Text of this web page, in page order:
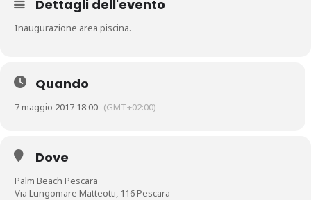
Dettagli dell'evento
Inaugurazione area piscina.
Quando
7 maggio 2017 18:00 (GMT+02:00)
Dove
Palm Beach Pescara
Via Lungomare Matteotti, 116 Pescara